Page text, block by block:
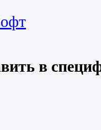
в